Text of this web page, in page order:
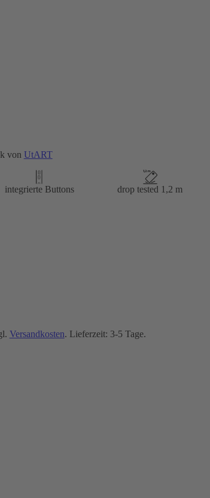
von UtART
integrierte Buttons
drop tested 1,2 m
Versandkosten. Lieferzeit: 3-5 Tage.